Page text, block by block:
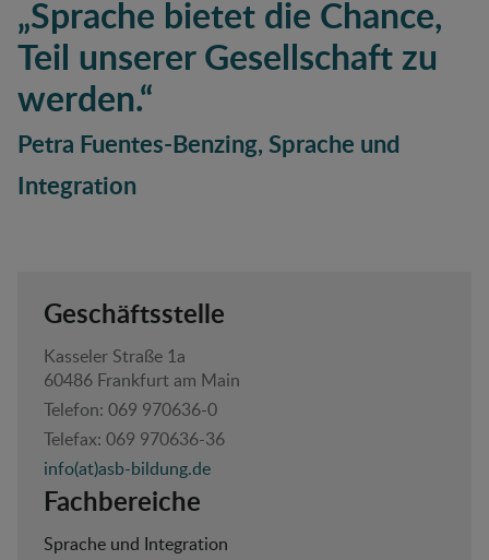
Sprache bietet die Chance,
Teil unserer Gesellschaft zu
werden.
Petra Fuentes-Benzing, Sprache und
Integration
Geschäftsstelle
Kasseler Straße 1a
60486 Frankfurt am Main
Telefon: 069 970636-0
Telefax: 069 970636-36
info(at)asb-bildung.de
Fachbereiche
Sprache und Integration